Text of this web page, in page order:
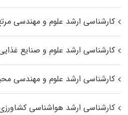
کارشناسی ارشد علوم و مهندسی
کارشناسی ارشد علوم و صنایع
کارشناسی ارشد علوم و مهندسی
کارشناسی ارشد هواشناسی